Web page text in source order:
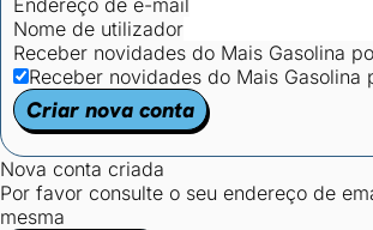
Endereço de e-mail
Nome de utilizador
Receber novidades do Mais Gasolina
Receber novidades do Mais Gasolina
Criar nova conta
Nova conta criada
Por favor consulte o seu endereço de
mesma